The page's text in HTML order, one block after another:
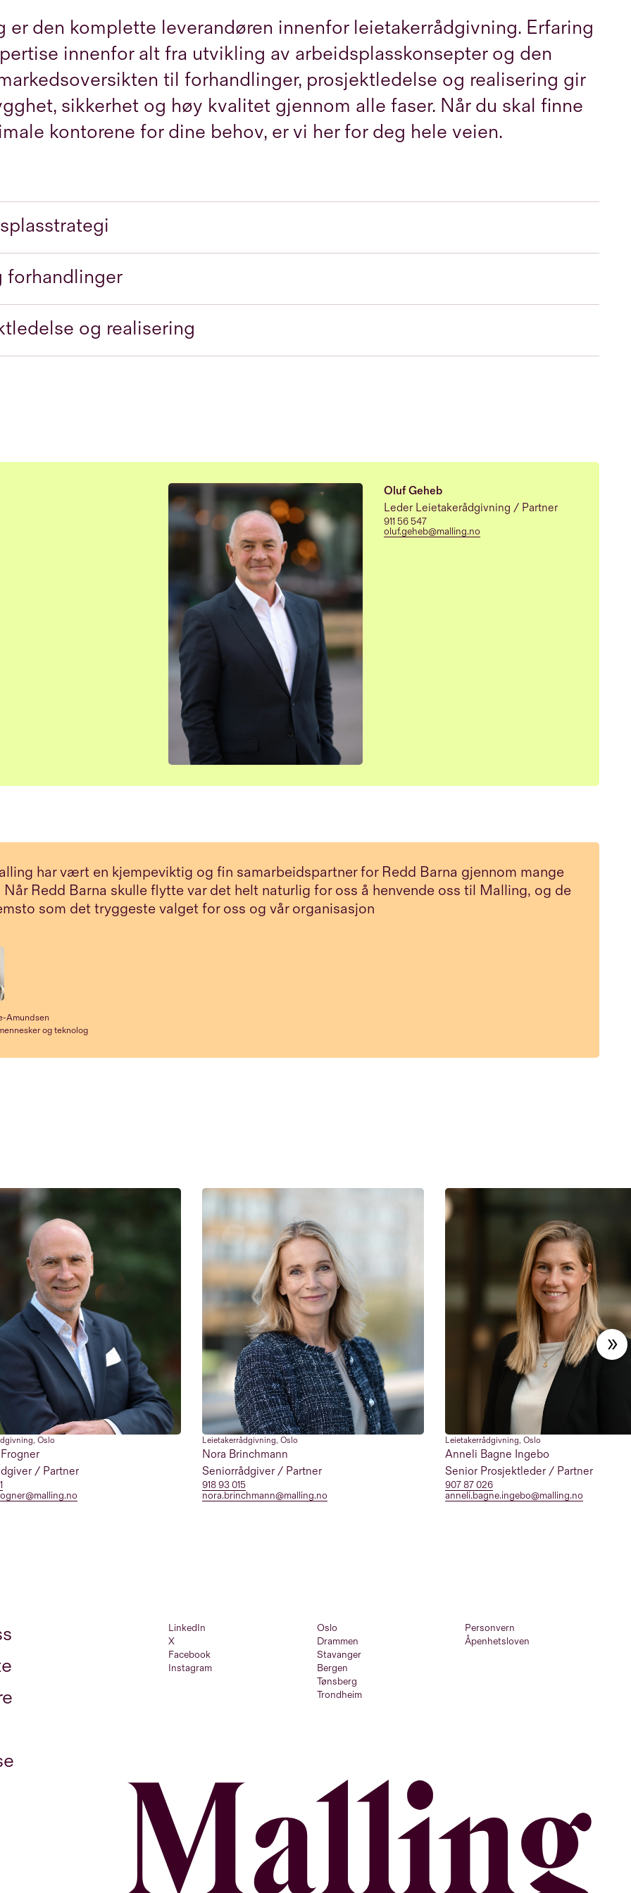
er den komplette leverandøren innenfor leietakerrådgivning. Erfaring
innenfor alt fra utvikling av arbeidsplasskonsepter og den
til forhandlinger, prosjektledelse og realisering gir
sikkerhet og høy kvalitet gjennom alle faser. Når du skal finne
kontorene for dine behov, er vi her for deg hele veien.
forhandlinger
og realisering
Oluf Geheb
Leder Leietakerådgivning / Partner
911 56 547
oluf.geheb@malling.no
har vært en kjempeviktig og fin samarbeidspartner for Redd Barna gjennom mange
Når Redd Barna skulle flytte var det helt naturlig for oss å henvende oss til Malling, og de
som det tryggeste valget for oss og vår organisasjon
Amundsen
og teknolog
, Oslo
/ Partner
Leietakerrådgivning, Oslo
Nora Brinchmann
Seniorrådgiver / Partner
918 93 015
nora.brinchmann@malling.no
Leietakerrådgivning, Oslo
Anneli Bagne Ingebo
Senior Prosjektleder / Partner
907 87 026
anneli.bagne.ingebo@malling.no
LinkedIn
X
Facebook
Instagram
Oslo
Drammen
Stavanger
Bergen
Tønsberg
Trondheim
Personvern
Åpenhetsloven